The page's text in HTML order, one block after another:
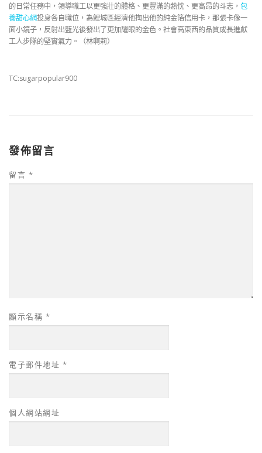
的日常任務中，領導職工以更強壯的體格、更豐滿的熱忱、更高昂的斗志， 包
養甜心網投身各自職位，為鯉城區經濟他掏出他的純金箔信用卡，那張卡像一
面小鏡子，反射出藍光後發出了更加耀眼的金色。社會高東西的品質成長進獻
工人步隊的堅實氣力。（林啊莉）
TC:sugarpopular900
發佈留言
留言 *
顯示名稱 *
電子郵件地址 *
個人網站網址